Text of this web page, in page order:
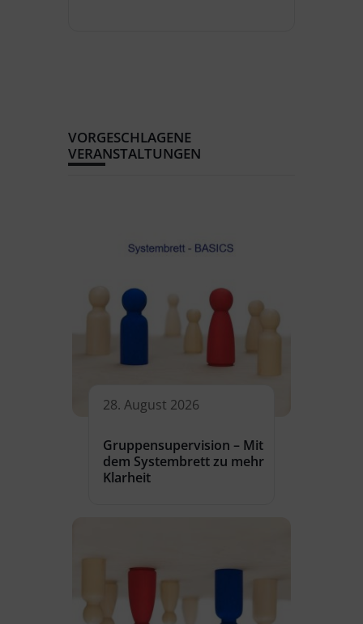
VORGESCHLAGENE
VERANSTALTUNGEN
28. August 2026
Gruppensupervision – Mit
dem Systembrett zu mehr
Klarheit